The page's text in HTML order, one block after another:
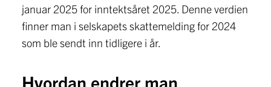
januar 2025 for inntektsåret 2025. Denne verdien
finner man i selskapets skattemelding for 2024
som ble sendt inn tidligere i år.
Hvordan endrer man